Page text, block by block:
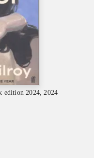
edition 2024, 2024